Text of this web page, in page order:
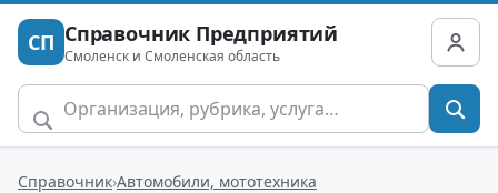
СП Справочник Предприятий
Смоленск и Смоленская область
Справочник Автомобили, мототехника